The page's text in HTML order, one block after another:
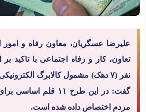
علیرضا عسگریان، معاون رفاه و امور
نفر (۷ دهک) مشمول کالابرگ
گفت: در این طرح ۱۱ قلم
مردم اختصاص داده شده است.